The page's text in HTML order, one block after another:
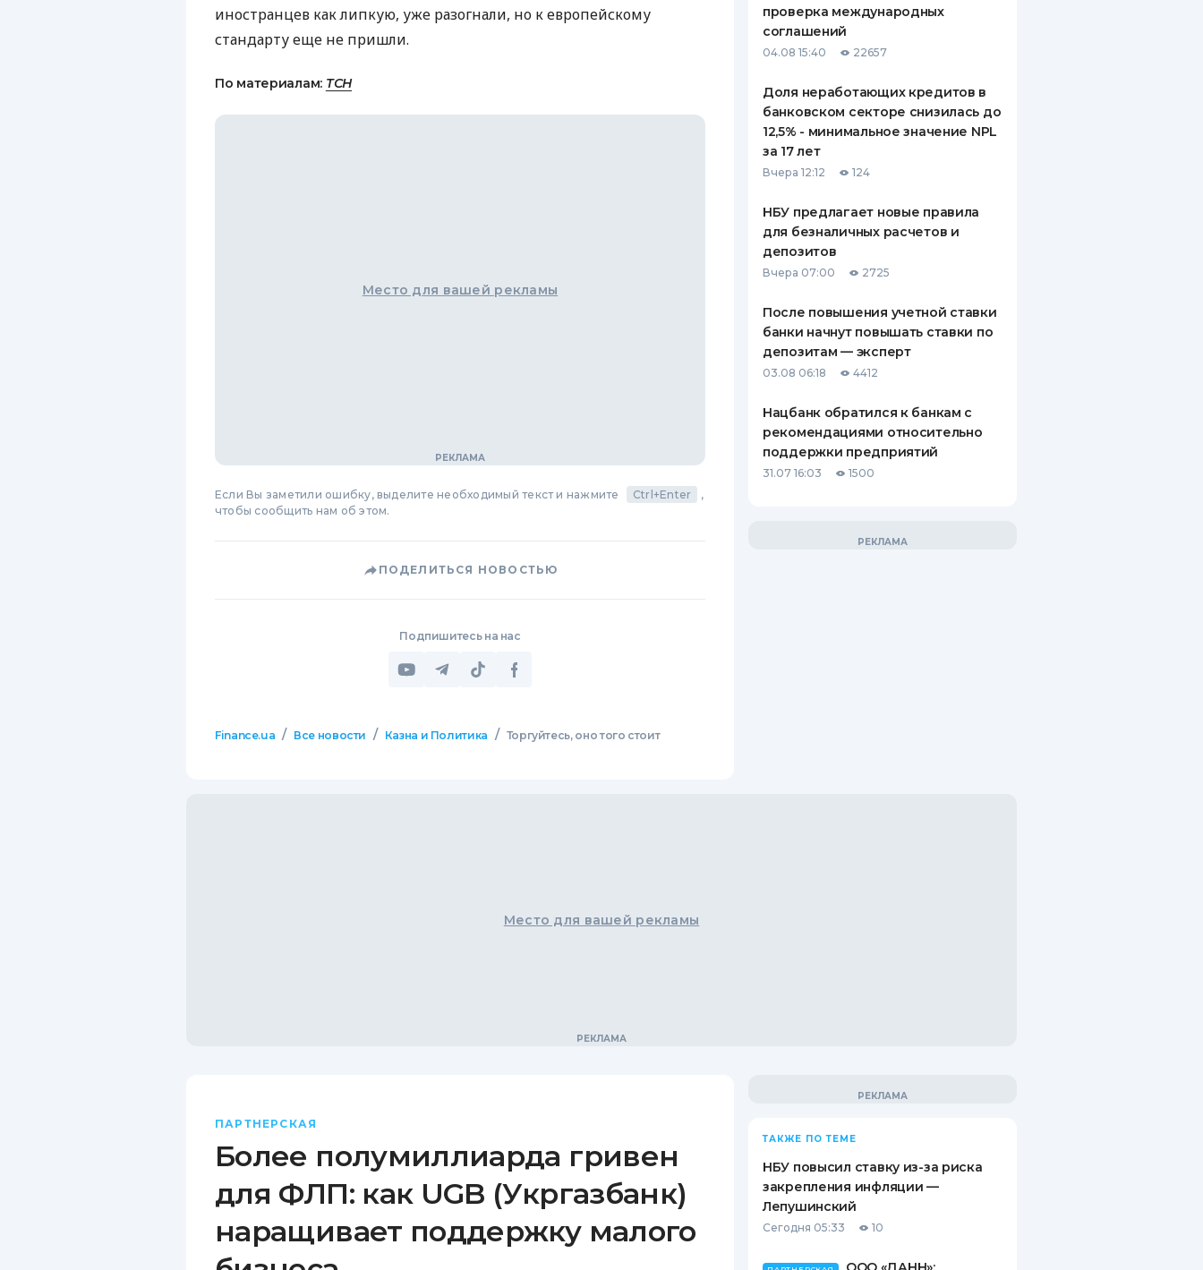
ЕЖЕМЕСЯЧНЫЙ ОБЗОР
ПУТЕВОДИТЕЛИ ПО
СТРАХОВЫЕ КОМПАНИИ
ОТЗЫВЫ О СТРАХОВЫХ
КОМПАНИЯХ
ДОСТАВКА И ОПЛАТА
КОНТАКТЫ
иностранцев как липкую, уже разогнали, но к европейскому
стандарту еще не пришли.
По материалам: ТСН
Место для вашей рекламы
Если Вы заметили ошибку, выделите необходимый текст и нажмите Ctrl+Enter
,
чтобы сообщить нам об этом.
ПОДЕЛИТЬСЯ НОВОСТЬЮ
Подпишитесь на нас
Finance.ua / Все новости / Казна и Политика / Торгуйтесь, оно того стоит
проверка международных
соглашений
04.08 15:40 22657
Доля неработающих кредитов в
банковском секторе снизилась до
12,5% - минимальное значение NPL
за 17 лет
Вчера 12:12 124
НБУ предлагает новые правила
для безналичных расчетов и
депозитов
Вчера 07:00 2725
После повышения учетной ставки
банки начнут повышать ставки по
депозитам — эксперт
03.08 06:18 4412
Нацбанк обратился к банкам с
рекомендациями относительно
поддержки предприятий
31.07 16:03 1500
Место для вашей рекламы
ПАРТНЕРСКАЯ
Более полумиллиарда гривен
для ФЛП: как UGB (Укргазбанк)
наращивает поддержку малого
ТАКЖЕ ПО ТЕМЕ
НБУ повысил ставку из-за риска
закрепления инфляции —
Лепушинский
Сегодня 05:33 10